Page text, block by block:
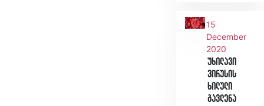
15
December
2020
უხილავი
ვირუსის
ხილული
გავლენა